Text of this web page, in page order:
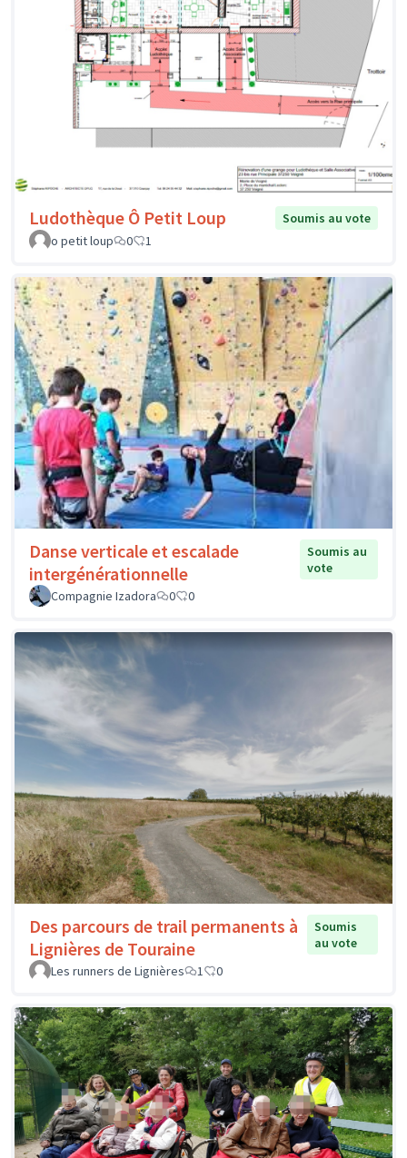
Ludothèque Ô Petit Loup
Soumis au vote
o petit loup
0 1
Danse verticale et escalade
intergénérationnelle
Soumis au
vote
Compagnie Izadora
0 0
Des parcours de trail permanents à
Lignières de Touraine
Soumis
au vote
Les runners de Lignières
1 0